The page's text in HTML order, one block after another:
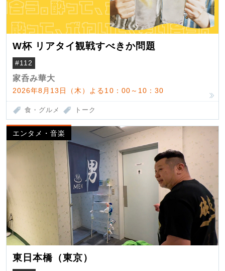
W杯 リアタイ観戦すべきか問題
#112
家呑み華大
2026年8月13日（木）よる10：00～10：30
食・グルメ トーク
エンタメ・音楽
東日本橋（東京）